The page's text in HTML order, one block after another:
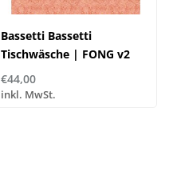
Bassetti Bassetti
Tischwäsche | FONG v2
(v4m) | 100% Baumwolle
€44,00
inkl. MwSt.